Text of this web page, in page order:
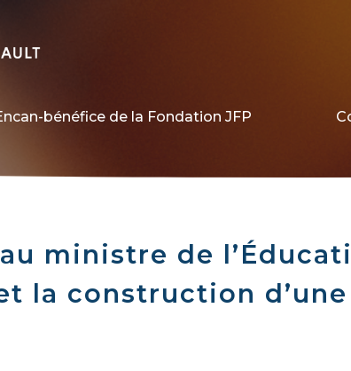
bénéfice de la Fondation JFP
ministre de
la construction